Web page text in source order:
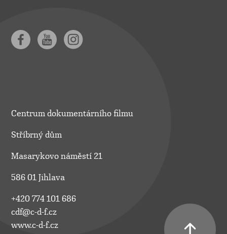
Centrum dokumentárního filmu
Stříbrný dům
Masarykovo náměstí 21
586 01 Jihlava
+420 774 101 686
cdf@c-d-f.cz
www.c-d-f.cz